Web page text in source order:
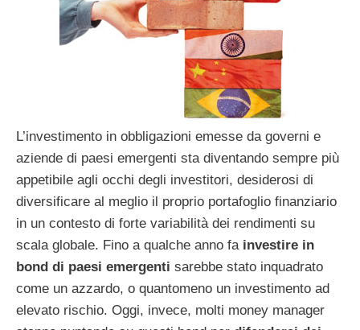
L’investimento in obbligazioni emesse da governi e
aziende di paesi emergenti sta diventando sempre più
appetibile agli occhi degli investitori, desiderosi di
diversificare al meglio il proprio portafoglio finanziario
in un contesto di forte variabilità dei rendimenti su
scala globale. Fino a qualche anno fa investire in
bond di paesi emergenti sarebbe stato inquadrato
come un azzardo, o quantomeno un investimento ad
elevato rischio. Oggi, invece, molti money manager